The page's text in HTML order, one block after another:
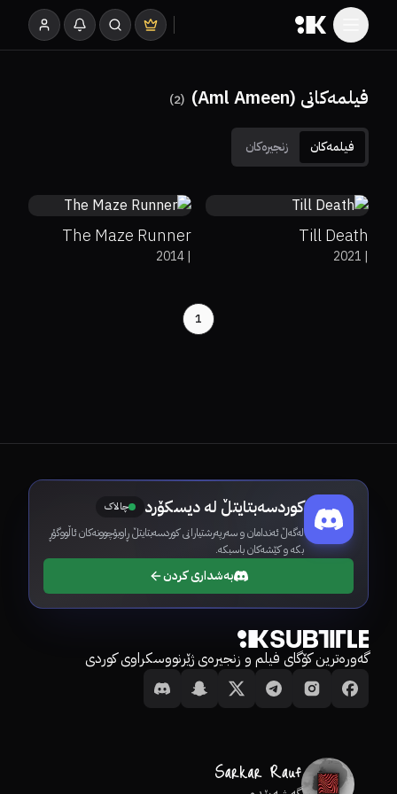
فیلمەکانی (Aml Ameen) (
2
)
فیلمەکان زنجیرەکان 5.8
89%
66%
Till Death
|
2021
The Maze Runner
|
2014
1
کوردسەبتایتڵ لە دیسکۆرد چالاک
لەگەڵ ئەندامان و سەرپەرشتیارانی کوردسەبتایتڵ ڕاوبۆچوونەکان ئاڵووگۆڕ
بکە و کێشەکان باسبکە.
بەشداری کردن
گەورەترین کۆگای فیلم و زنجیرەی ژێرنووسکراوی کوردی